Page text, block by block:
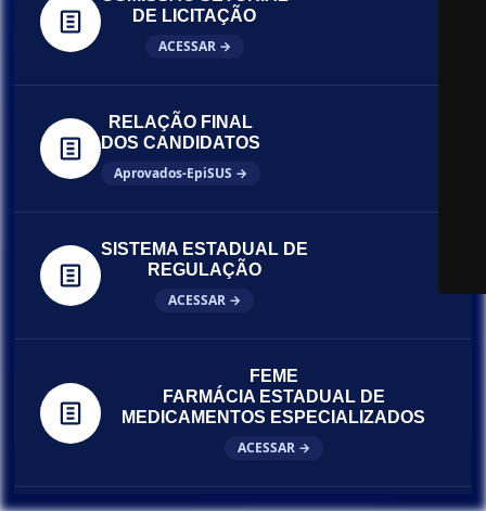
DE LICITAÇÃO
ACESSAR →
RELAÇÃO FINAL
DOS CANDIDATOS
Aprovados-EpiSUS →
SISTEMA ESTADUAL DE
REGULAÇÃO
ACESSAR →
FEME
FARMÁCIA ESTADUAL DE
MEDICAMENTOS ESPECIALIZADOS
ACESSAR →